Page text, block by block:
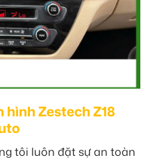
Zestech Z18
tôi luôn đặt sự an toàn